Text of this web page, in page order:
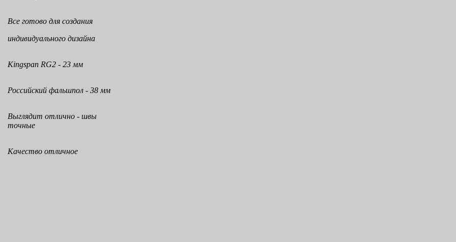
Все готово для создания
индивидуального дизайна
Kingspan RG2 - 23 мм
Российский фальшпол - 38 мм
Выглядит отлично - швы
точные
Качество отличное